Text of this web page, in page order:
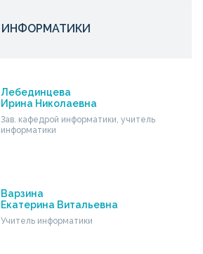
ИНФОРМАТИКИ
Лебединцева
Ирина Николаевна
Зав. кафедрой информатики, учитель
информатики
Варзина
Екатерина Витальевна
Учитель информатики